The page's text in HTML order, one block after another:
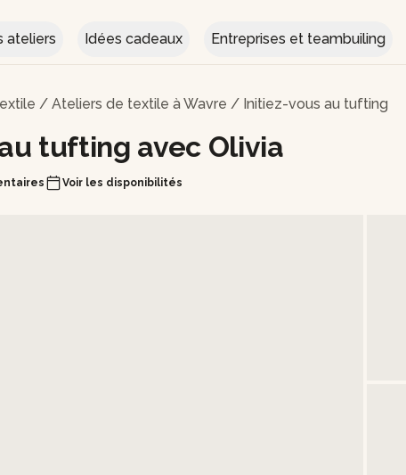
ateliers Idées cadeaux Entreprises et teambuiling
/ Ateliers de textile à Wavre / Initiez-vous au tufting
tufting avec Olivia
Voir les disponibilités